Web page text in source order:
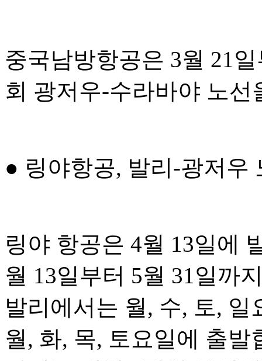
중국남방항공은 3월 21
회 광저우-수라바야 노선
● 링야항공, 발리-광저우
링야 항공은 4월 13일에
월 13일부터 5월 31일까
발리에서는 월, 수, 토,
월, 화, 목, 토요일에 출발